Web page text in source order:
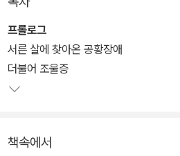
<고구마 백 개 먹은 기분>은 어느덧 공
가 공황장애를 이겨내기 위해 고군분투
로, 공황 때문에 전철을 타지 못하다가
는 시간을 늘리려는 연습을 하고, 구토
프롤로그
서른 살에 찾아온 공황장애
더불어 조울증
책속에서